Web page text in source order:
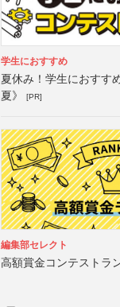
学生におすすめ
夏休み！学生におすす
夏》
[PR]
編集部セレクト
高額賞金コンテストラ